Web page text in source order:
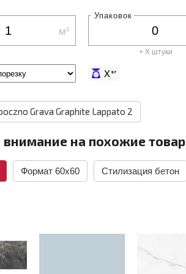
м²
Упаковок
+ X штуки
Xкг
Grava Graphite Lappato 2
внимание на похожие
Формат 60x60 Стилизация бетон